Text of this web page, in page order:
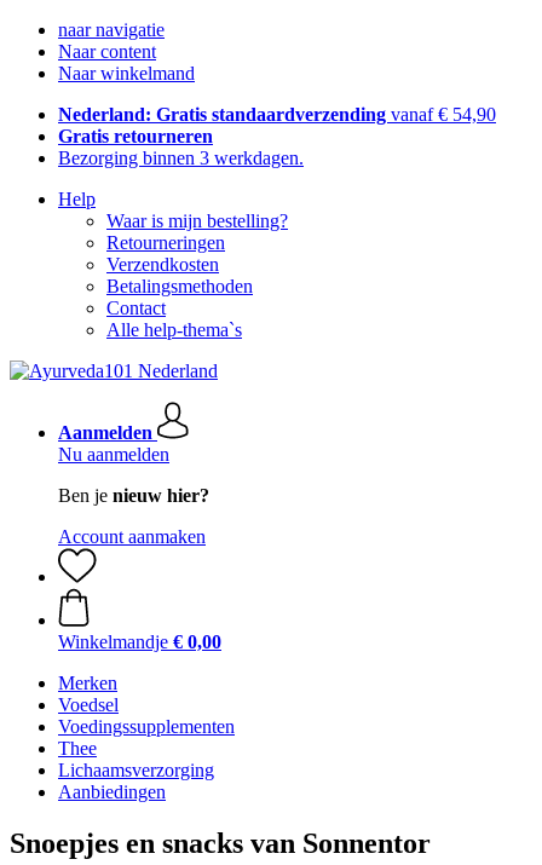
naar navigatie
Naar content
Naar winkelmand
Nederland: Gratis standaardverzending vanaf € 54,90
Gratis retourneren
Bezorging binnen 3 werkdagen.
Help
Waar is mijn bestelling?
Retourneringen
Verzendkosten
Betalingsmethoden
Contact
Alle help-thema`s
Aanmelden
Nu aanmelden
Ben je nieuw hier?
Account aanmaken
Winkelmandje € 0,00
Merken
Voedsel
Voedingssupplementen
Thee
Lichaamsverzorging
Aanbiedingen
Snoepjes en snacks van Sonnentor